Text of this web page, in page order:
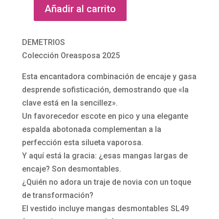
in
r
s
a
c
h
a
m
p
á
n
e
e
a
a
c
ó
n
c
u
a
d
r
d
Vestido
novia
romántico
de
Demetrios
cantidad
Añadir al carrito
DEMETRIOS
Colección Oreasposa 2025
Esta encantadora combinación de encaje y gasa
desprende sofisticación, demostrando que «la
clave está en la sencillez».
Un favorecedor escote en pico y una elegante
espalda abotonada complementan a la
perfección esta silueta vaporosa.
Y aquí está la gracia: ¿esas mangas largas de
encaje? Son desmontables.
¿Quién no adora un traje de novia con un toque
de transformación?
El vestido incluye mangas desmontables SL49